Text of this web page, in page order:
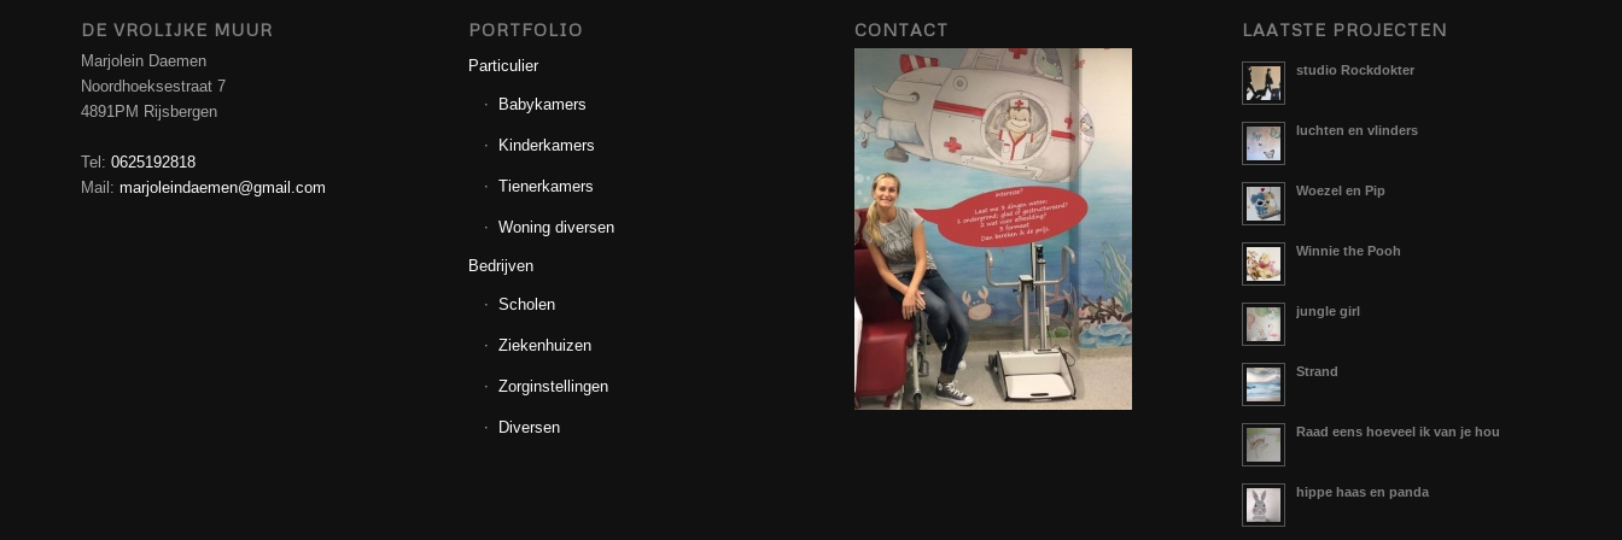
DE VROLIJKE MUUR
Marjolein Daemen
Noordhoeksestraat 7
4891PM Rijsbergen
Tel: 0625192818
Mail: marjoleindaemen@gmail.com
PORTFOLIO
Particulier
Babykamers
Kinderkamers
Tienerkamers
Woning diversen
Bedrijven
Scholen
Ziekenhuizen
Zorginstellingen
Diversen
CONTACT LAATSTE PROJECTEN
studio Rockdokter
luchten en vlinders
Woezel en Pip
Winnie the Pooh
jungle girl
Strand
Raad eens hoeveel ik van je hou
hippe haas en panda